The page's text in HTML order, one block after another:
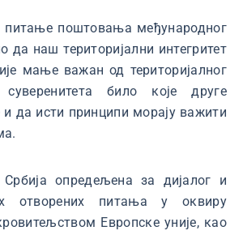
питање поштовања међународног
да наш територијални интегритет
мање важан од територијалног
суверенитета било које друге
да исти принципи морају важити
опредељена за дијалог и
отворених питања у оквиру
Европске уније, као